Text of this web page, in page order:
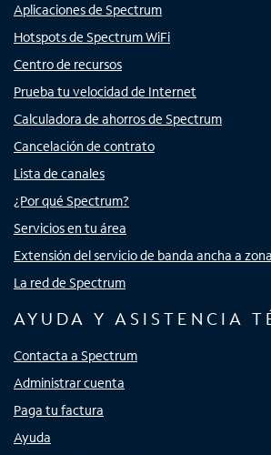
Aplicaciones de Spectrum
Hotspots de Spectrum WiFi
Centro de recursos
Prueba tu velocidad de Internet
Calculadora de ahorros de Spectrum
Cancelación de contrato
Lista de canales
¿Por qué Spectrum?
Servicios en tu área
Extensión del servicio de banda ancha a
La red de Spectrum
AYUDA Y ASISTENCIA
Contacta a Spectrum
Administrar cuenta
Paga tu factura
Ayuda